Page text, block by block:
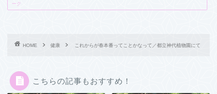
ーク
HOME 健康 これからが春本番ってことかなって／都立神代植物園にて
こちらの記事もおすすめ！